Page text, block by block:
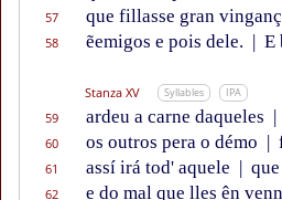
57 que fillasse gran
58 ẽemigos e pois dele. | E
Stanza XV Syllables IPA
59 ardeu a carne daqueles |
60 os outros pera o démo |
61 assí irá tod' aquele |
62 e do mal que lles ên